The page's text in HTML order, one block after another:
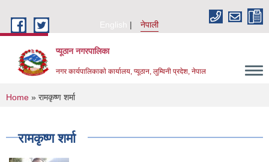
English
नेपाली
प्यूठान नगरपालिका
नगर कार्यपालिकाकाे कार्यालय, प्यूठान, लुम्विनी प्रदेश, नेपाल
You are here
Home » रामकृष्ण शर्मा
रामकृष्ण शर्मा